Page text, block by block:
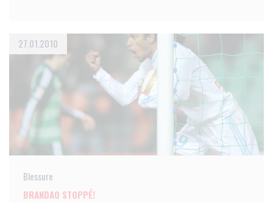
27.01.2010
Blessure
BRANDAO STOPPÉ!